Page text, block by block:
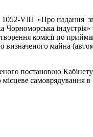
1052-VIII «Про надання
комісії по
майна
постановою
самоврядування в